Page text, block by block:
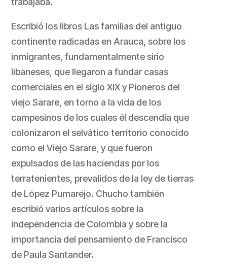
Escribió los libros Las familias del antiguo
continente radicadas en Arauca, sobre los
inmigrantes, fundamentalmente sirio
libaneses, que llegaron a fundar casas
comerciales en el siglo XIX y Pioneros del
viejo Sarare, en torno a la vida de los
campesinos de los cuales él descendía que
colonizaron el selvático territorio conocido
como el Viejo Sarare, y que fueron
expulsados de las haciendas por los
terratenientes, prevalidos de la ley de tierras
de López Pumarejo. Chucho también
escribió varios artículos sobre la
independencia de Colombia y sobre la
importancia del pensamiento de Francisco
de Paula Santander.